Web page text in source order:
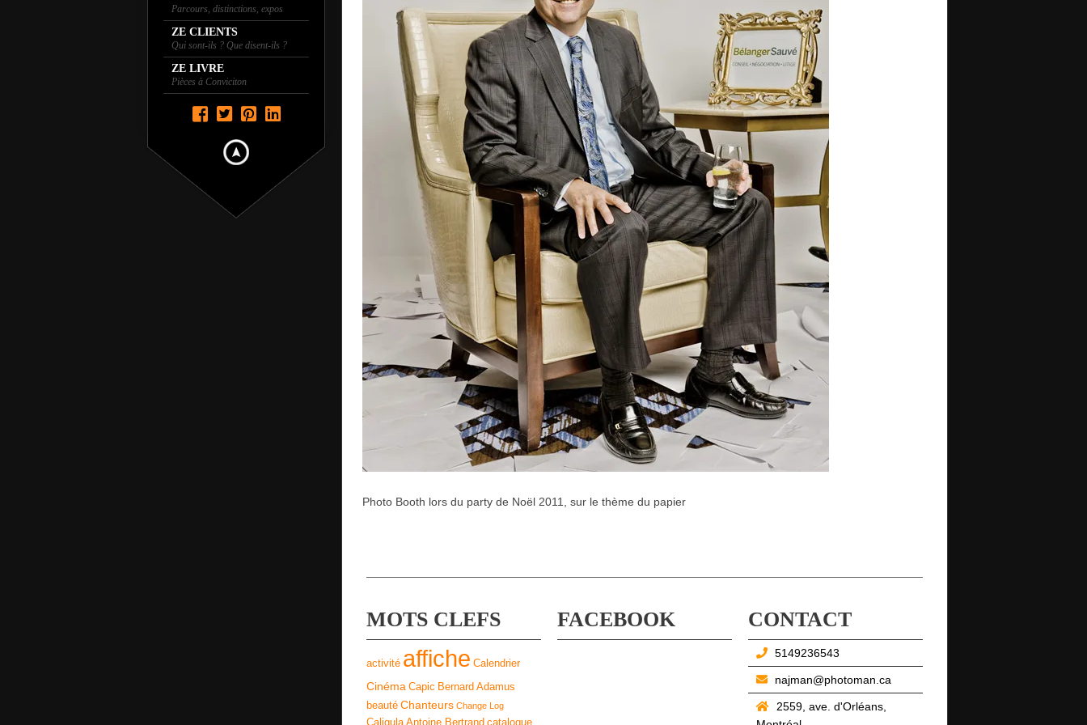
Parcours, distinctions, expos
ZE CLIENTS
Qui sont-ils ? Que disent-ils ?
ZE LIVRE
Pièces à Conviciton
Photo Booth lors du party de Noël 2011, sur le thème du papier
MOTS CLEFS
activité affiche Calendrier
Cinéma Capic Bernard Adamus
beauté Chanteurs Change Log
Caligula Antoine Bertrand catalogue
FACEBOOK CONTACT
5149236543
najman@photoman.ca
2559, ave. d'Orléans,